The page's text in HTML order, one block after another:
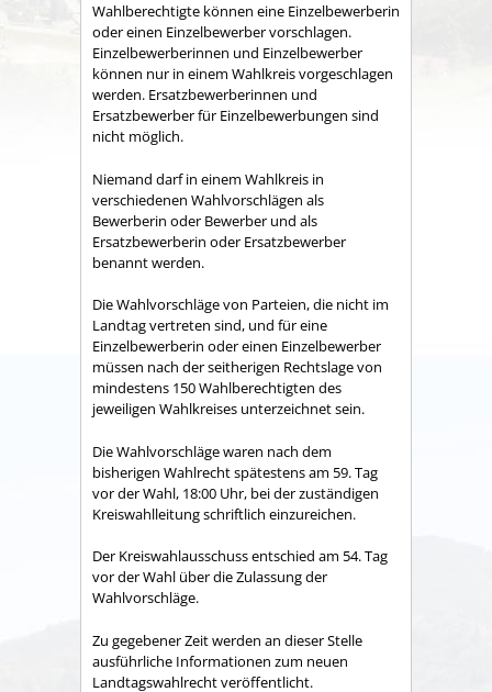
Wahlberechtigte können eine Einzelbewerberin
oder einen Einzelbewerber vorschlagen.
Einzelbewerberinnen und Einzelbewerber
können nur in einem Wahlkreis vorgeschlagen
werden. Ersatzbewerberinnen und
Ersatzbewerber für Einzelbewerbungen sind
nicht möglich.
Niemand darf in einem Wahlkreis in
verschiedenen Wahlvorschlägen als
Bewerberin oder Bewerber und als
Ersatzbewerberin oder Ersatzbewerber
benannt werden.
Die Wahlvorschläge von Parteien, die nicht im
Landtag vertreten sind, und für eine
Einzelbewerberin oder einen Einzelbewerber
müssen nach der seitherigen Rechtslage von
mindestens 150 Wahlberechtigten des
jeweiligen Wahlkreises unterzeichnet sein.
Die Wahlvorschläge waren nach dem
bisherigen Wahlrecht spätestens am 59. Tag
vor der Wahl, 18:00 Uhr, bei der zuständigen
Kreiswahlleitung schriftlich einzureichen.
Der Kreiswahlausschuss entschied am 54. Tag
vor der Wahl über die Zulassung der
Wahlvorschläge.
Zu gegebener Zeit werden an dieser Stelle
ausführliche Informationen zum neuen
Landtagswahlrecht veröffentlicht.